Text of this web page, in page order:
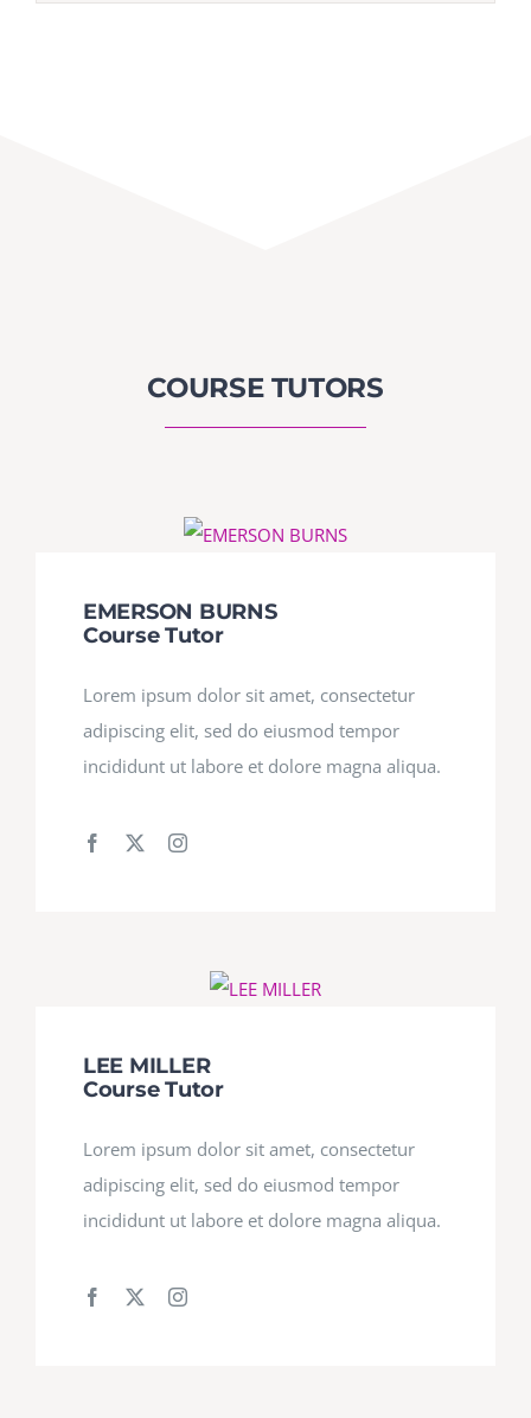
COURSE TUTORS
EMERSON BURNS
Course Tutor
Lorem ipsum dolor sit amet, consectetur
adipiscing elit, sed do eiusmod tempor
incididunt ut labore et dolore magna aliqua.
LEE MILLER
Course Tutor
Lorem ipsum dolor sit amet, consectetur
adipiscing elit, sed do eiusmod tempor
incididunt ut labore et dolore magna aliqua.